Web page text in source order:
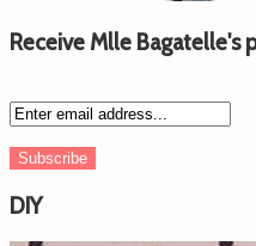
Receive Mlle Bagatelle's
DIY